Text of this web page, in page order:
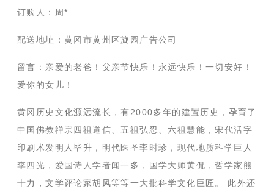
订购人：周*
配送地址：黄冈市黄州区旋园广告公司
留言：亲爱的老爸！父亲节快乐！永远快乐！一切安好！
爱你的女儿！
黄冈历史文化源远流长，有2000多年的建置历史，孕育了
中国佛教禅宗四祖道信、五祖弘忍、六祖慧能，宋代活字
印刷术发明人毕升，明代医圣李时珍，现代地质科学巨人
李四光，爱国诗人学者闻一多，国学大师黄侃，哲学家熊
十力，文学评论家胡风等等一大批科学文化巨匠。 此外还